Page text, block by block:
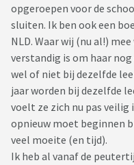
opgeroepen voor de
sluiten. Ik ben ook een
NLD. Waar wij (nu al!)
verstandig is om haar
wel of niet bij dezelfde
jaar worden bij dezelfde
voelt ze zich nu pas veilig
opnieuw moet beginnen
veel moeite (en tijd).
Ik heb al vanaf de